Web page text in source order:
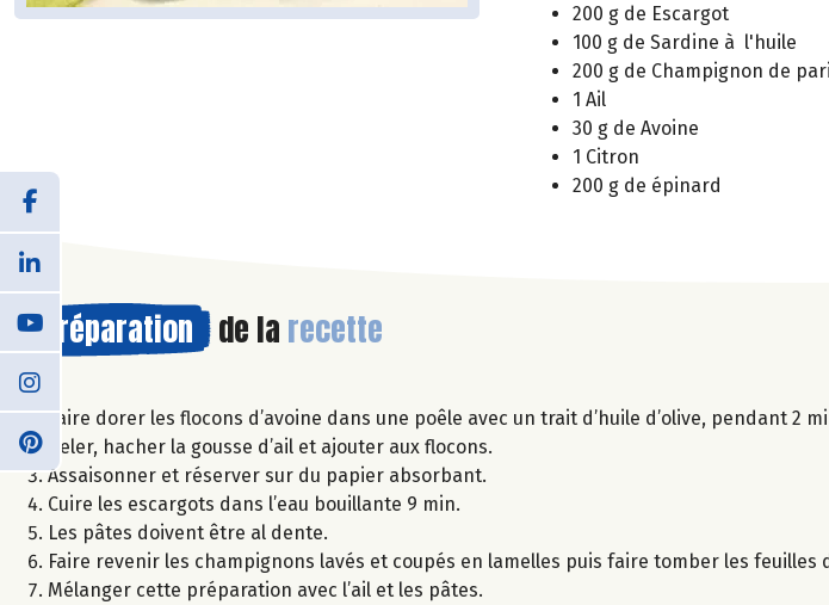
200 g de Escargot
100 g de Sardine à l'huile
200 g de Champignon de
1 Ail
30 g de Avoine
1 Citron
200 g de épinard
Préparation de la recette
Faire dorer les flocons d’avoine dans une poêle avec un trait d’huile d’olive, pendant 2
Peler, hacher la gousse d’ail et ajouter aux flocons.
Assaisonner et réserver sur du papier absorbant.
Cuire les escargots dans l’eau bouillante 9 min.
Les pâtes doivent être al dente.
Faire revenir les champignons lavés et coupés en lamelles puis faire tomber les feuilles
Mélanger cette préparation avec l’ail et les pâtes.